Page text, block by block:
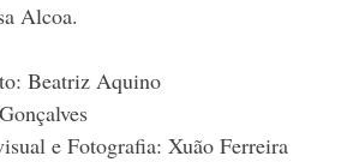
Alcoa.
Beatriz Aquino
e Fotografia: Xuão Ferreira